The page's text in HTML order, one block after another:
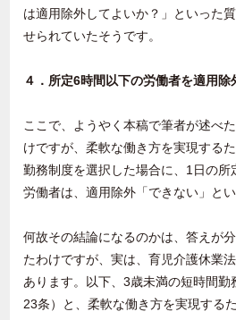
は適用除外してよいか？」といった
せられていたそうです。
４．所定6時間以下の労働者を適用除
ここで、ようやく本稿で筆者が述べ
けですが、柔軟な働き方を実現する
勤務制度を選択した場合に、1日の
労働者は、適用除外「できない」とい
何故その結論になるのかは、答えが
たわけですが、実は、育児介護休業
あります。以下、3歳未満の短時間
23条）と、柔軟な働き方を実現する